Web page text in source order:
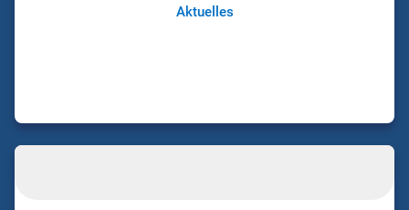
Aktuelles